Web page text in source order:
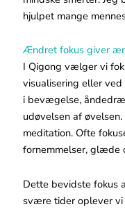
hjulpet mange
Ændret fokus giver
I Qigong vælger vi
visualisering eller
i bevægelse,
udøvelsen af
meditation. Ofte
fornemmelser, glæde
Dette bevidste fokus
svære tider oplever vi